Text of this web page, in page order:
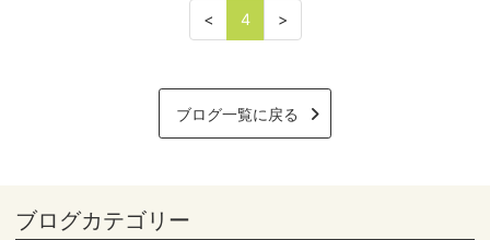
< 4 >
ブログ一覧に戻る